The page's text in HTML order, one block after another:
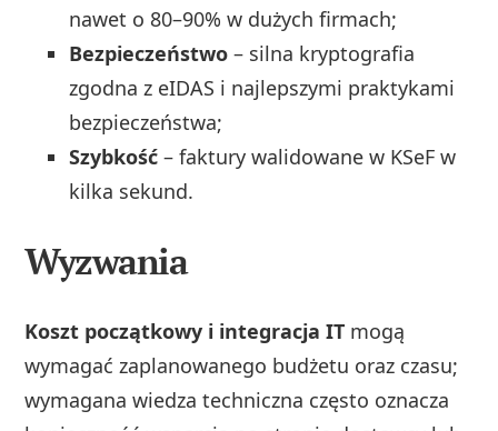
nawet o 80–90% w dużych firmach;
Bezpieczeństwo – silna kryptografia
zgodna z eIDAS i najlepszymi praktykami
bezpieczeństwa;
Szybkość – faktury walidowane w KSeF w
kilka sekund.
Wyzwania
Koszt początkowy i integracja IT mogą
wymagać zaplanowanego budżetu oraz czasu;
wymagana wiedza techniczna często oznacza